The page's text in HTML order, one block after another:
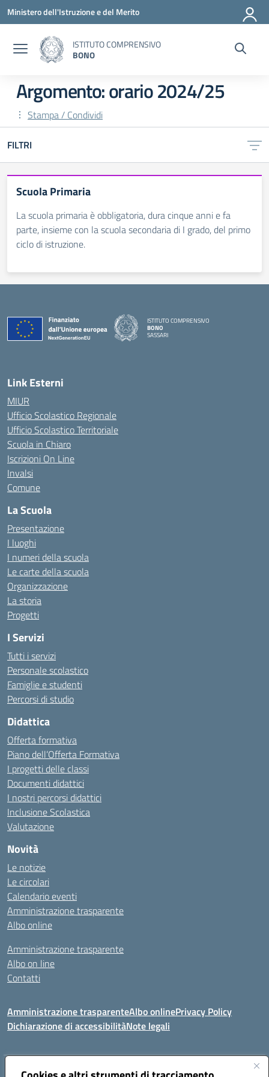
Vai ai contenuti
Vai al menu di navigazione
Vai al footer
Ministero dell'Istruzione e del Merito
ISTITUTO COMPRENSIVO
BONO
Argomento: orario 2024/25
Stampa / Condividi
FILTRI
Scuola Primaria
La scuola primaria è obbligatoria, dura cinque anni e fa
parte, insieme con la scuola secondaria di I grado, del primo
ciclo di istruzione.
ISTITUTO COMPRENSIVO
BONO
SASSARI
Link Esterni
MIUR
Ufficio Scolastico Regionale
Ufficio Scolastico Territoriale
Scuola in Chiaro
Iscrizioni On Line
Invalsi
Comune
La Scuola
Presentazione
I luoghi
I numeri della scuola
Le carte della scuola
Organizzazione
La storia
Progetti
I Servizi
Tutti i servizi
Personale scolastico
Famiglie e studenti
Percorsi di studio
Didattica
Offerta formativa
Piano dell’Offerta Formativa
I progetti delle classi
Documenti didattici
I nostri percorsi didattici
Inclusione Scolastica
Valutazione
Novità
Le notizie
Le circolari
Calendario eventi
Amministrazione trasparente
Albo online
Amministrazione trasparente
Albo on line
Contatti
Amministrazione trasparenteAlbo onlinePrivacy Policy
Dichiarazione di accessibilitàNote legali
Indirizzo:Via Tirso, 07011 Bono (SS)